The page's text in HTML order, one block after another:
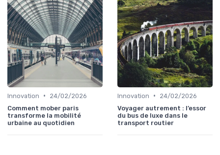
Innovation •
24/02/2026
Comment mober paris
transforme la mobilité
urbaine au quotidien
Innovation •
24/02/2026
Voyager autrement : l’essor
du bus de luxe dans le
transport routier